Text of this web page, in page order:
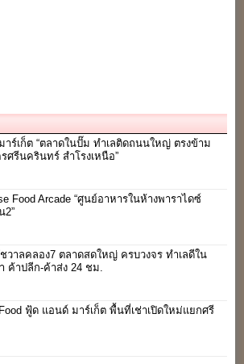
ร์เก็ต “ตลาดในปั๊ม ทำเลติดถนนใหญ่ ตรงข้าม
ศรีนครินทร์ สำโรงเหนือ”
Food Arcade “ศูนย์อาหารในห้างพาราไดซ์
2”
วาลคลอง7 ตลาดสดใหญ่ ครบวงจร ทำเลดีใน
ค้าปลีก-ค้าส่ง 24 ชม.
ฟู้ด แอนด์ มาร์เก็ต พื้นที่เช่าเปิดใหม่แยกศรี